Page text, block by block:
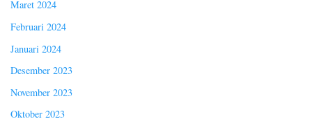
Maret 2024
Februari 2024
Januari 2024
Desember 2023
November 2023
Oktober 2023